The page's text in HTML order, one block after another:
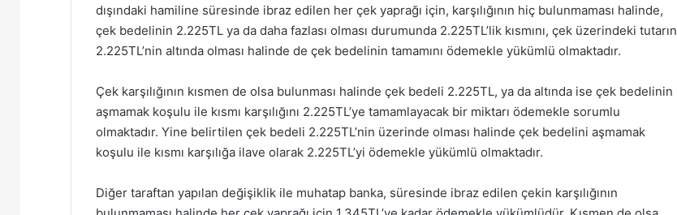
dışındaki hamiline süresinde ibraz edilen her çek yaprağı için, karşılığının hiç bulunmaması halinde,
çek bedelinin 2.225TL ya da daha fazlası olması durumunda 2.225TL’lik kısmını, çek üzerindeki tutarın
2.225TL’nin altında olması halinde de çek bedelinin tamamını ödemekle yükümlü olmaktadır.
Çek karşılığının kısmen de olsa bulunması halinde çek bedeli 2.225TL, ya da altında ise çek bedelinin
aşmamak koşulu ile kısmı karşılığını 2.225TL’ye tamamlayacak bir miktarı ödemekle sorumlu
olmaktadır. Yine belirtilen çek bedeli 2.225TL’nin üzerinde olması halinde çek bedelini aşmamak
koşulu ile kısmı karşılığa ilave olarak 2.225TL’yi ödemekle yükümlü olmaktadır.
Diğer taraftan yapılan değişiklik ile muhatap banka, süresinde ibraz edilen çekin karşılığının